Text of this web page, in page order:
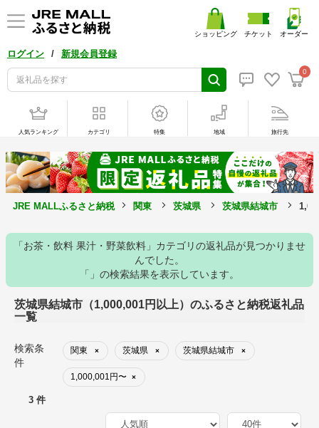
ログイン / 新規会員登録
0
ショッピング チケット オーダー
人気ランキング カテゴリ 特集 地域 旅行先
JRE MALLふるさと納税 関東 茨城県 茨城県結城市
「お茶・飲料 果汁・野菜飲料」カテゴリの返礼品が見つかりませ
んでした。
「」の検索結果を表示しています。
茨城県結城市（1,000,001円以上）のふるさと納税返礼品
一覧
検索条
件
関東 × 茨城県 × 茨城県結城市 ×
1,000,001円〜 ×
3 件